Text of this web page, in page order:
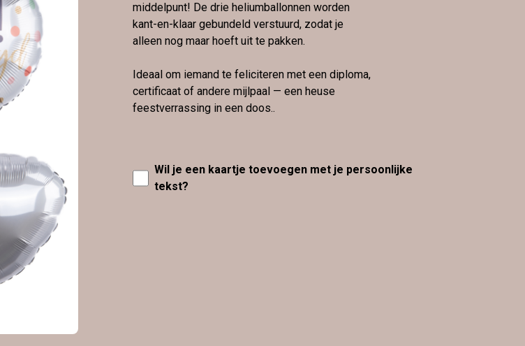
middelpunt! De drie heliumballonnen worden
kant-en-klaar gebundeld verstuurd, zodat je
alleen nog maar hoeft uit te pakken.
Ideaal om iemand te feliciteren met een diploma,
certificaat of andere mijlpaal — een heuse
feestverrassing in een doos..
Wil je een kaartje toevoegen met je persoonlijke
tekst?